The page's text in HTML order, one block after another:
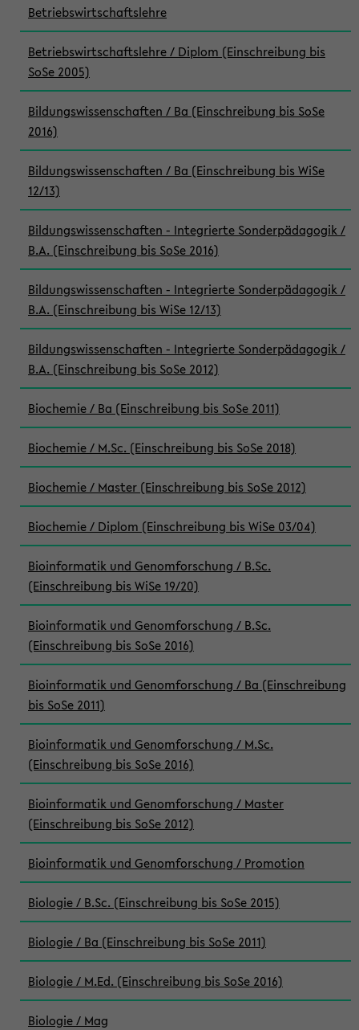
Betriebswirtschaftslehre
Betriebswirtschaftslehre / Diplom (Einschreibung bis
SoSe 2005)
Bildungswissenschaften / Ba (Einschreibung bis SoSe
2016)
Bildungswissenschaften / Ba (Einschreibung bis WiSe
12/13)
Bildungswissenschaften - Integrierte Sonderpädagogik /
B.A. (Einschreibung bis SoSe 2016)
Bildungswissenschaften - Integrierte Sonderpädagogik /
B.A. (Einschreibung bis WiSe 12/13)
Bildungswissenschaften - Integrierte Sonderpädagogik /
B.A. (Einschreibung bis SoSe 2012)
Biochemie / Ba (Einschreibung bis SoSe 2011)
Biochemie / M.Sc. (Einschreibung bis SoSe 2018)
Biochemie / Master (Einschreibung bis SoSe 2012)
Biochemie / Diplom (Einschreibung bis WiSe 03/04)
Bioinformatik und Genomforschung / B.Sc.
(Einschreibung bis WiSe 19/20)
Bioinformatik und Genomforschung / B.Sc.
(Einschreibung bis SoSe 2016)
Bioinformatik und Genomforschung / Ba (Einschreibung
bis SoSe 2011)
Bioinformatik und Genomforschung / M.Sc.
(Einschreibung bis SoSe 2016)
Bioinformatik und Genomforschung / Master
(Einschreibung bis SoSe 2012)
Bioinformatik und Genomforschung / Promotion
Biologie / B.Sc. (Einschreibung bis SoSe 2015)
Biologie / Ba (Einschreibung bis SoSe 2011)
Biologie / M.Ed. (Einschreibung bis SoSe 2016)
Biologie / Mag